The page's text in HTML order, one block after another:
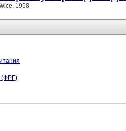
1958
(ФРГ)